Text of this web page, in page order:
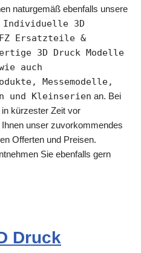
naturgemäß ebenfalls unsere
Individuelle 3D
Ersatzteile &
3D Druck Modelle
auch
Messemodelle,
und Kleinserien an. Bei
kürzester Zeit vor
unser zuvorkommendes
Offerten und Preisen.
Sie ebenfalls gern
Druck